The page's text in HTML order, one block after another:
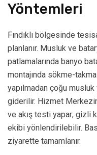
Yöntemleri
Fındıklı bölgesinde
planlanır. Musluk ve
patlamalarında banyo
montajında sökme-
yapılmadan çoğu musluk
giderilir. Hizmet
ve akış testi yapar; gizli
ekibi yönlendirilebilir.
ziyarette tamamlanır.